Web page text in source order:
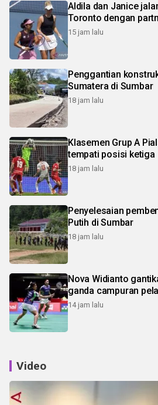
Aldila dan Janice
Toronto dengan
15 jam lalu
Penggantian
Sumatera di Sumbar
18 jam lalu
Klasemen Grup A
tempati posisi ketiga
18 jam lalu
Penyelesaian
Putih di Sumbar
18 jam lalu
Nova Widianto
ganda campuran
14 jam lalu
Video